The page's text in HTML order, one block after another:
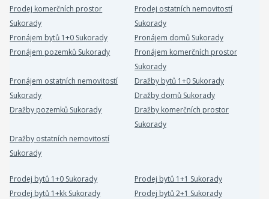
Prodej komerčních prostor
Sukorady
Prodej ostatních nemovitostí
Sukorady
Pronájem bytů 1+0 Sukorady
Pronájem domů Sukorady
Pronájem pozemků Sukorady
Pronájem komerčních prostor
Sukorady
Pronájem ostatních nemovitostí
Sukorady
Dražby bytů 1+0 Sukorady
Dražby domů Sukorady
Dražby pozemků Sukorady
Dražby komerčních prostor
Sukorady
Dražby ostatních nemovitostí
Sukorady
Prodej bytů 1+0 Sukorady
Prodej bytů 1+1 Sukorady
Prodej bytů 1+kk Sukorady
Prodej bytů 2+1 Sukorady